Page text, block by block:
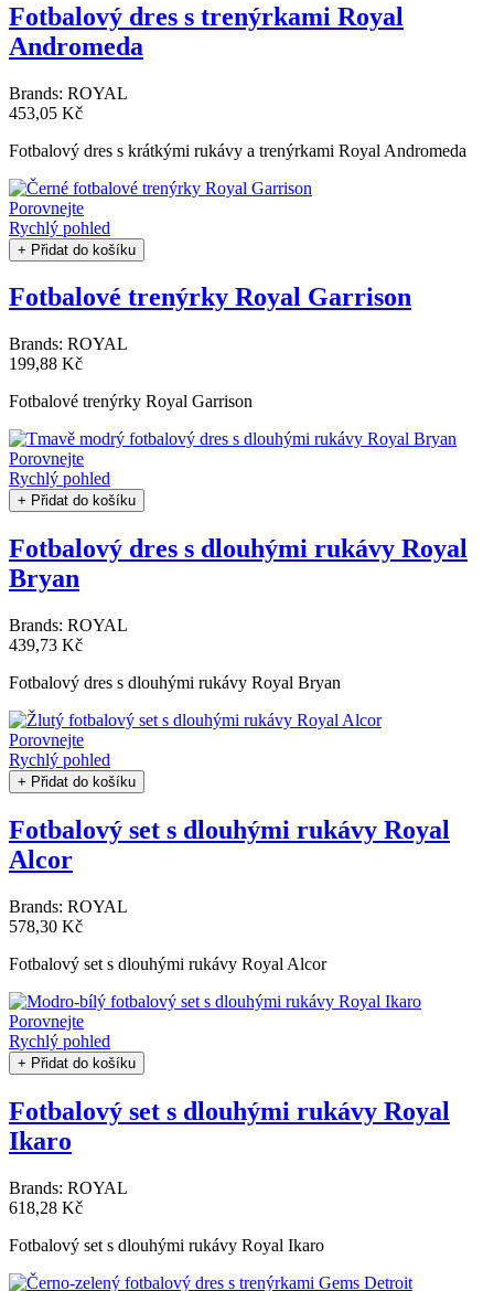
Fotbalový dres s trenýrkami Royal
Andromeda
Brands: ROYAL
453,05 Kč
Fotbalový dres s krátkými rukávy a trenýrkami Royal Andromeda
Porovnejte
Rychlý pohled
+ Přidat do košíku
Fotbalové trenýrky Royal Garrison
Brands: ROYAL
199,88 Kč
Fotbalové trenýrky Royal Garrison
Porovnejte
Rychlý pohled
+ Přidat do košíku
Fotbalový dres s dlouhými rukávy Royal
Bryan
Brands: ROYAL
439,73 Kč
Fotbalový dres s dlouhými rukávy Royal Bryan
Porovnejte
Rychlý pohled
+ Přidat do košíku
Fotbalový set s dlouhými rukávy Royal
Alcor
Brands: ROYAL
578,30 Kč
Fotbalový set s dlouhými rukávy Royal Alcor
Porovnejte
Rychlý pohled
+ Přidat do košíku
Fotbalový set s dlouhými rukávy Royal
Ikaro
Brands: ROYAL
618,28 Kč
Fotbalový set s dlouhými rukávy Royal Ikaro